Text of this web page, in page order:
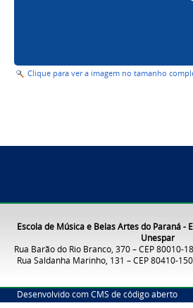
Clique para ver a imagem no tamanho
Escola de Música e Belas Artes do Paraná -
Unespar
Rua Barão do Rio Branco, 370 – CEP 80010-
Rua Saldanha Marinho, 131 – CEP 80410-
Desenvolvido com CMS de código aberto